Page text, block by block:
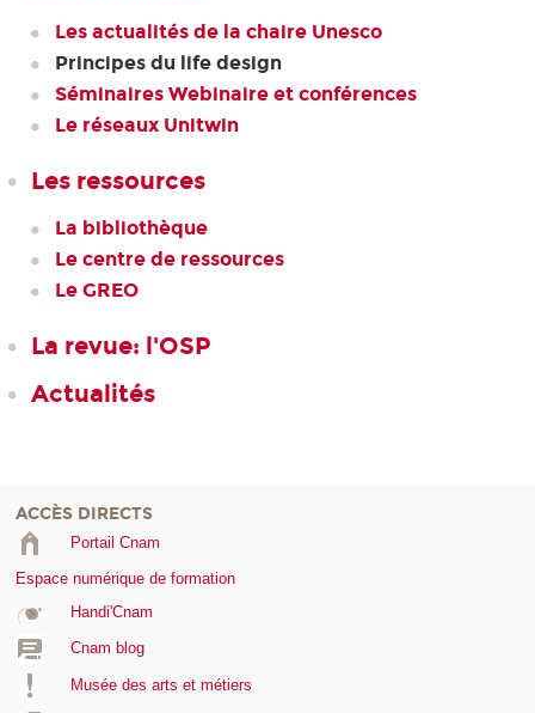
Les actualités de la chaire Unesco
Principes du life design
Séminaires Webinaire et conférences
Le réseaux Unitwin
Les ressources
La bibliothèque
Le centre de ressources
Le GREO
La revue: l'OSP
Actualités
ACCÈS DIRECTS
Portail Cnam
Espace numérique de formation
Handi'Cnam
Cnam blog
Musée des arts et métiers